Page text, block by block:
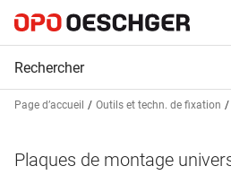
Page d’accueil Outils et techn. de fixation
Plaques de montage